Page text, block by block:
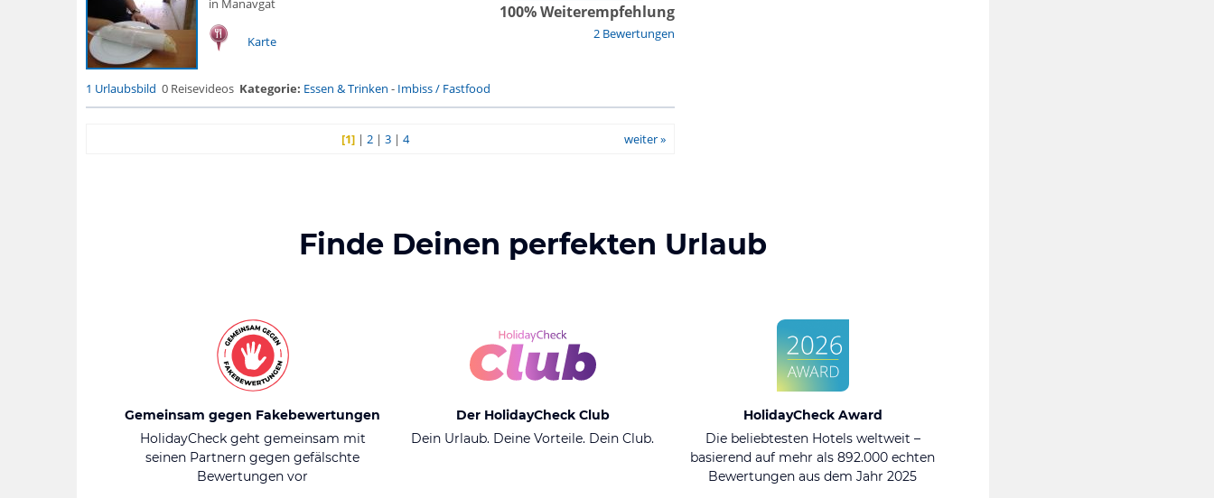
in Manavgat
Karte 2 Bewertungen
100% Weiterempfehlung
1 Urlaubsbild 0 Reisevideos Kategorie: Essen & Trinken - Imbiss / Fastfood
[1]| 2| 3| 4 weiter »
Finde Deinen perfekten Urlaub
Gemeinsam gegen Fakebewertungen
HolidayCheck geht gemeinsam mit
seinen Partnern gegen gefälschte
Bewertungen vor
Der HolidayCheck Club
Dein Urlaub. Deine Vorteile. Dein Club.
HolidayCheck Award
Die beliebtesten Hotels weltweit –
basierend auf mehr als 892.000 echten
Bewertungen aus dem Jahr 2025